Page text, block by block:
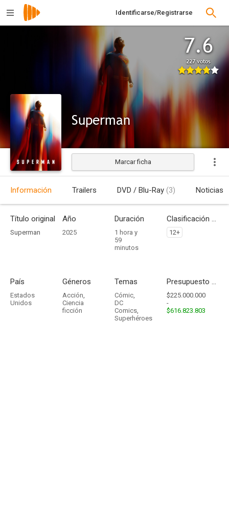
Identificarse/Registrarse
7.6
227 votos
Superman
Estrenada
Marcar ficha
Información Trailers DVD / Blu-Ray (3) Noticias
Título original
Superman
Año
2025
Duración
1 hora y
59
minutos
Clasificación por edades
12+
País
Estados
Unidos
Géneros
Acción,
Ciencia
ficción
Temas
Cómic,
DC
Comics,
Superhéroes
Presupuesto - Ingresos
$225.000.000
-
$616.823.803